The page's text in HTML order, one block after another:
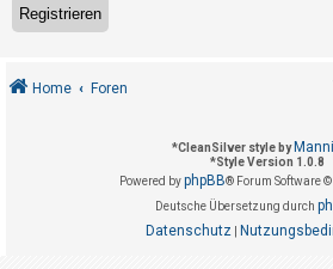
n
e
Registrieren
Home Foren
*CleanSilver style by
*Style Version 1.0.8
Powered byphpBB® Forum Software
Deutsche Übersetzung durch
Datenschutz|